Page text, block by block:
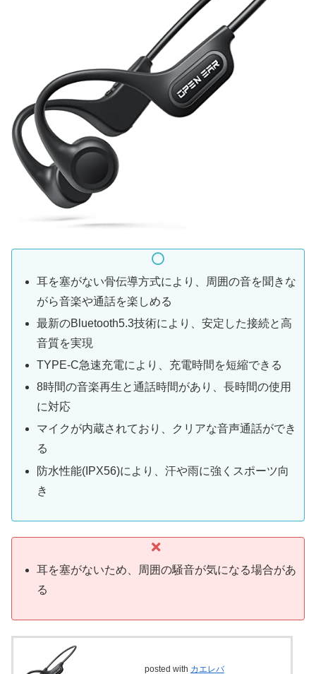
耳を塞がない骨伝導方式により、周囲の音を聞きな
がら音楽や通話を楽しめる
最新のBluetooth5.3技術により、安定した接続と高
音質を実現
TYPE-C急速充電により、充電時間を短縮できる
8時間の音楽再生と通話時間があり、長時間の使用
に対応
マイクが内蔵されており、クリアな音声通話ができ
る
防水性能(IPX56)により、汗や雨に強くスポーツ向
き
耳を塞がないため、周囲の騒音が気になる場合があ
る
posted with カエレバ